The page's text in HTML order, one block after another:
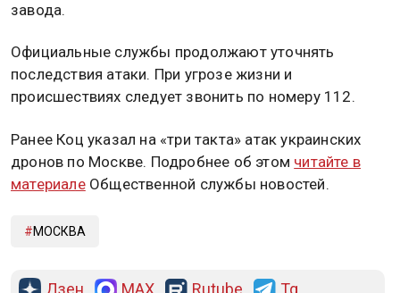
завода.
Официальные службы продолжают уточнять
последствия атаки. При угрозе жизни и
происшествиях следует звонить по номеру 112.
Ранее Коц указал на «три такта» атак украинских
дронов по Москве. Подробнее об этом читайте в
материалеОбщественной службы новостей.
МОСКВА
Дзен MAX Rutube Tg